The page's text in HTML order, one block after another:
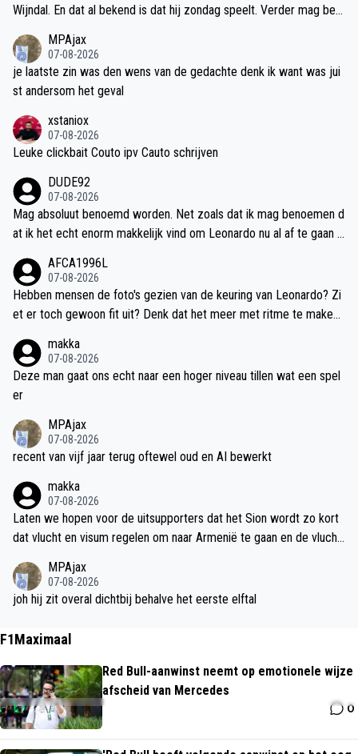
Wijndal. En dat al bekend is dat hij zondag speelt. Verder mag best
e wedstrijd speelde. Ten slotte mag benoemd worden dat het logi
sch is om Ter Stegen niet zo maar meteen op te stellen.
MPAjax
07-08-2026
je laatste zin was den wens van de gedachte denk ik want was jui
st andersom het geval
xstaniox
07-08-2026
Leuke clickbait Couto ipv Cauto schrijven
DUDE92
07-08-2026
Mag absoluut benoemd worden. Net zoals dat ik mag benoemen d
at ik het echt enorm makkelijk vind om Leonardo nu al af te gaan z
eten" en "hebben we het bonnetje van die Leo nog? Wat een misk
oop". Dat overdreven negativisme en focus op de slechte dingen i
s in mijn ogen triest. En dat mag ik best benoemen. Trouwens: ga
AFCA1996L
07-08-2026
Hebben mensen de foto's gezien van de keuring van Leonardo? Zi
et er toch gewoon fit uit? Denk dat het meer met ritme te maken
makka
07-08-2026
Deze man gaat ons echt naar een hoger niveau tillen wat een spel
er
MPAjax
07-08-2026
recent van vijf jaar terug oftewel oud en AI bewerkt
makka
07-08-2026
Laten we hopen voor de uitsupporters dat het Sion wordt zo kort
dat vlucht en visum regelen om naar Armenië te gaan en de vlucht
MPAjax
07-08-2026
joh hij zit overal dichtbij behalve het eerste elftal
F1Maximaal
Red Bull-aanwinst neemt op emotionele wijze
afscheid van Mercedes
0